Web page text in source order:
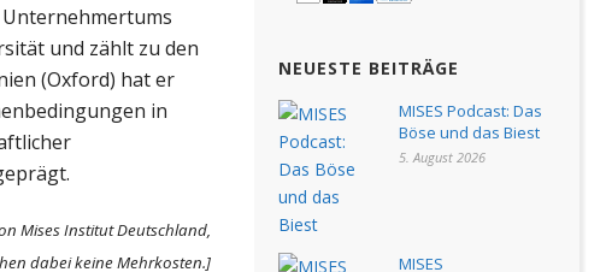
und zählt zu den
(Oxford) hat er
in
Mises Institut Deutschland,
dabei keine Mehrkosten.]
NEUESTE BEITRÄGE
MISES Podcast: Das
Böse und das Biest
5. August 2026
MISES